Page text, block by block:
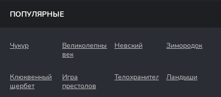
ПОПУЛЯРНЫЕ
Чукур
Великолепный
век
Невский Зимородок
Клюквенный
щербет
Игра
престолов
Телохранители Ландыши